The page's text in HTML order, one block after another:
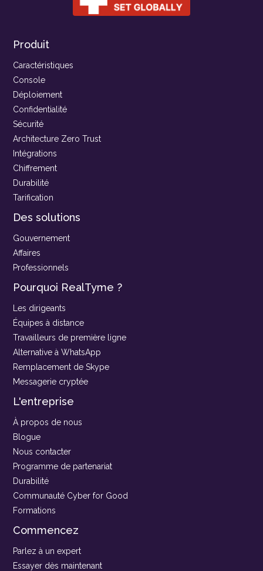
Produit
Caractéristiques
Console
Déploiement
Confidentialité
Sécurité
Architecture Zero Trust
Intégrations
Chiffrement
Durabilité
Tarification
Des solutions
Gouvernement
Affaires
Professionnels
Pourquoi RealTyme ?
Les dirigeants
Équipes à distance
Travailleurs de première ligne
Alternative à WhatsApp
Remplacement de Skype
Messagerie cryptée
L'entreprise
À propos de nous
Blogue
Nous contacter
Programme de partenariat
Durabilité
Communauté Cyber for Good
Formations
Commencez
Parlez à un expert
Essayer dès maintenant